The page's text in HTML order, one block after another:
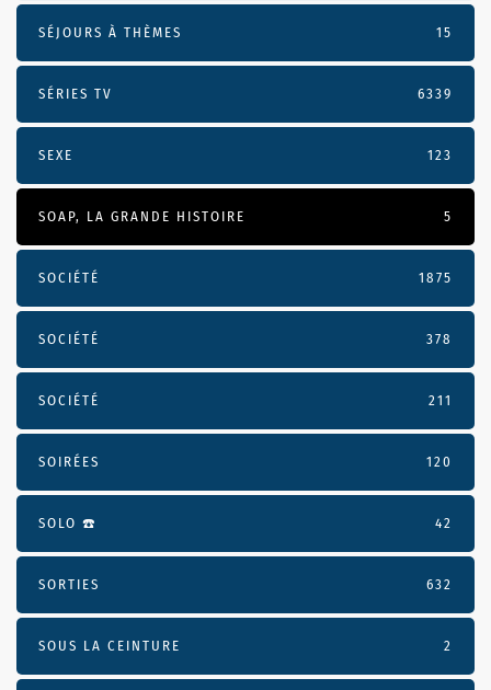
SÉJOURS À THÈMES 15
SÉRIES TV 6339
SEXE 123
SOAP, LA GRANDE HISTOIRE 5
SOCIÉTÉ 1875
SOCIÉTÉ 378
SOCIÉTÉ 211
SOIRÉES 120
SOLO ☎️ 42
SORTIES 632
SOUS LA CEINTURE 2